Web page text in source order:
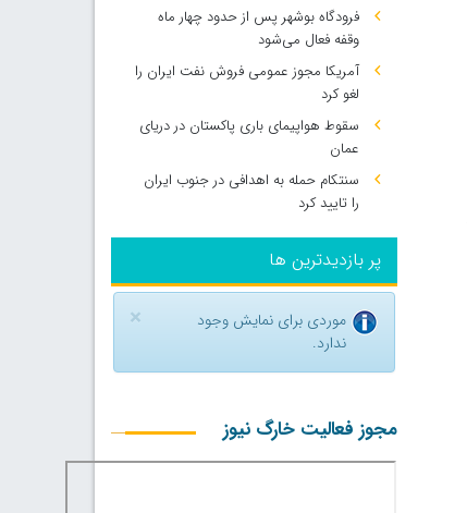
فرودگاه بوشهر پس از حدود چهار ماه
وقفه فعال می‌شود
آمریکا مجوز عمومی فروش نفت ایران را
لغو کرد
سقوط هواپیمای باری پاکستان در دریای
عمان
سنتکام حمله به اهدافی در جنوب ایران
را تایید کرد
پر بازدیدترین ها
×
موردی برای نمایش وجود
ندارد.
مجوز فعالیت خارگ نیوز